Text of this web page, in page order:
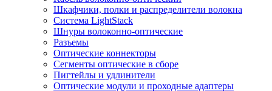
Шкафчики, полки и распределители волокна
Система LightStack
Шнуры волоконно-оптические
Разъемы
Оптические коннекторы
Сегменты оптические в сборе
Пигтейлы и удлинители
Оптические модули и проходные адаптеры